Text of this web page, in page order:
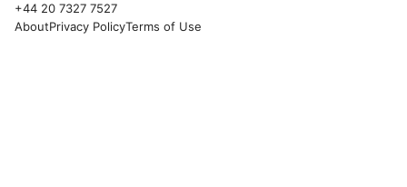
+44 20 7327 7527
AboutPrivacy PolicyTerms of Use